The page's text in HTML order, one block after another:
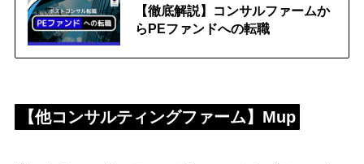
【徹底解説】コンサルファームか
らPEファンドへの転職
【他コンサルティングファーム】Mup